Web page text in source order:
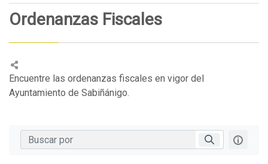
Ordenanzas Fiscales
Encuentre las ordenanzas fiscales en vigor del
Ayuntamiento de Sabiñánigo.